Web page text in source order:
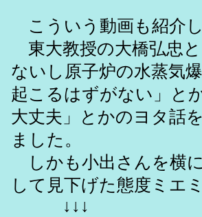
こういう動画も紹介
東大教授の大橋弘忠
ないし原子炉の水蒸気
起こるはずがない」と
大丈夫」とかのヨタ話
ました。
しかも小出さんを横
して見下げた態度ミエ
↓↓↓